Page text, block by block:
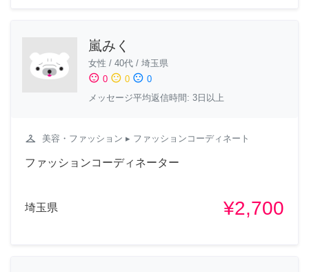
嵐みく
女性 / 40代 / 埼玉県
sentiment_satisfied 0 sentiment_neutral 0 sentiment_dissatisfied 0
メッセージ平均返信時間: 3日以上
checkroom 美容・ファッション ▸ ファッションコーディネート
ファッションコーディネーター
埼玉県 ¥2,700